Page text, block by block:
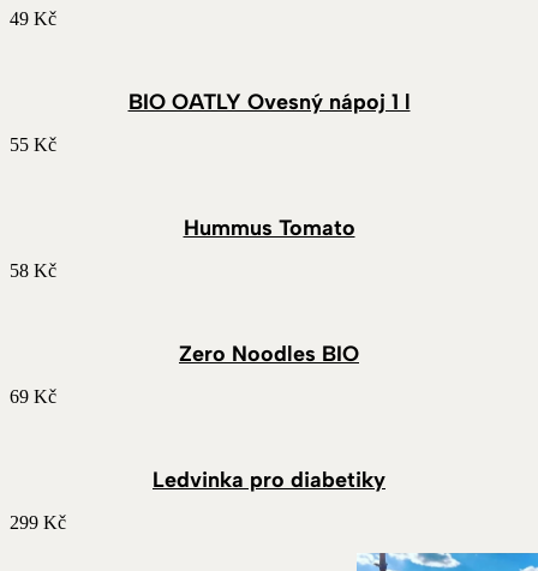
49 Kč
BIO OATLY Ovesný nápoj 1 l
55 Kč
Hummus Tomato
58 Kč
Zero Noodles BIO
69 Kč
Ledvinka pro diabetiky
299 Kč